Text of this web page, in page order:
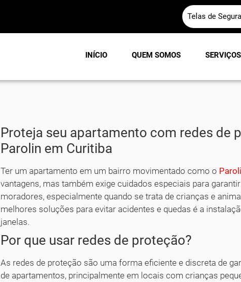
Telas de
INÍCIO QUEM SOMOS SERVIÇOS
Proteja seu apartamento com redes de
Parolin em Curitiba
Ter um apartamento em um bairro movimentado como o
vantagens, mas também exige cuidados especiais para
moradores, especialmente quando se trata de crianças e
melhores soluções para evitar acidentes e quedas é a
janelas.
Por que usar redes de proteção?
As redes de proteção são uma forma eficiente e discreta de
de apartamentos, principalmente em locais com crianças